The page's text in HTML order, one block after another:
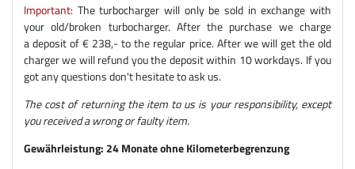
Important: The turbocharger will only be sold in exchange with
your old/broken turbocharger. After the purchase we charge
a deposit of € 238,- to the regular price. After we will get the old
charger we will refund you the deposit within 10 workdays. If you
got any questions don't hesitate to ask us.
The cost of returning the item to us is your responsibility, except
you received a wrong or faulty item.
Gewährleistung: 24 Monate ohne Kilometerbegrenzung